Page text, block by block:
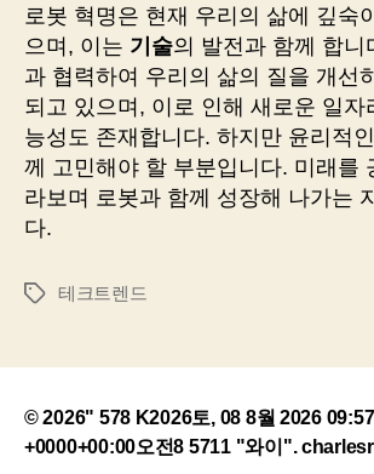
로봇 혁명은 현재 우리의 삶에 깊숙
으며, 이는 기술의 발전과 함께 합니
과 협력하여 우리의 삶의 질을 개선
되고 있으며, 이로 인해 새로운 일자
능성도 존재합니다. 하지만 윤리적
께 고민해야 할 부분입니다. 미래를
라보며 로봇과 함께 성장해 나가는
다.
태
테크트렌드
© 2026" 578 K2026토, 08 8월 2026
+0000+00:00오전8 5711 "와이".